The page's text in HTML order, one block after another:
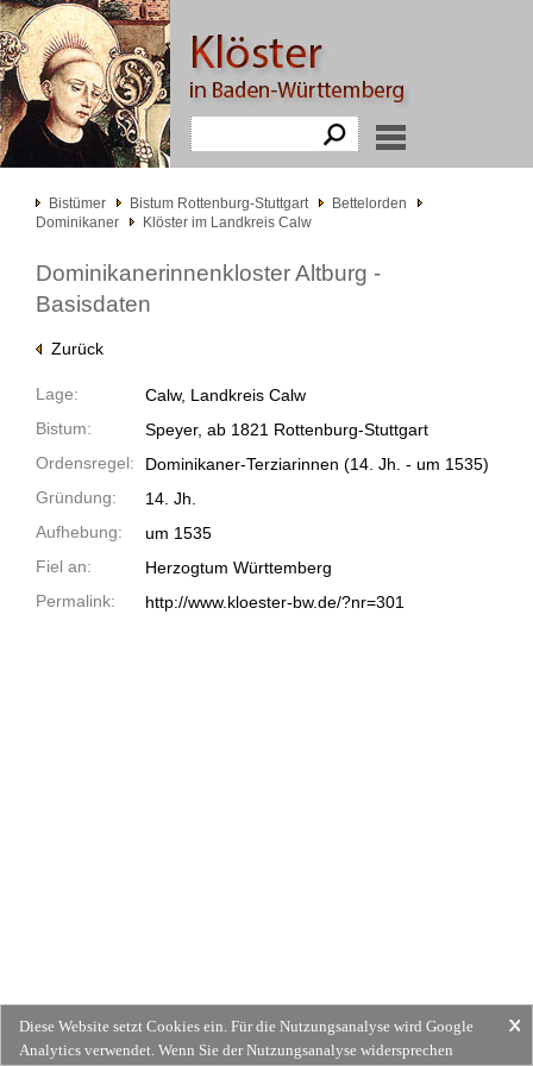
Bistümer Bistum Rottenburg-Stuttgart
Bettelorden
Dominikaner
Klöster im Landkreis Calw
Dominikanerinnenkloster Altburg -
Basisdaten
Zurück
Lage:
Calw, Landkreis Calw
Bistum:
Speyer, ab 1821 Rottenburg-Stuttgart
Ordensregel:
Dominikaner-Terziarinnen (14. Jh. - um 1535)
Gründung:
14. Jh.
Aufhebung:
um 1535
Fiel an:
Herzogtum Württemberg
Permalink:
http://www.kloester-bw.de/?nr=301
Diese Website setzt Cookies ein. Für die Nutzungsanalyse wird Google
Analytics verwendet. Wenn Sie der Nutzungsanalyse widersprechen